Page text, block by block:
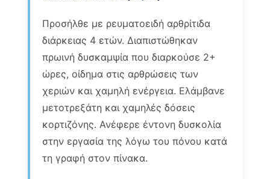
Προσήλθε με ρευματοειδή αρθρίτιδα
διάρκειας 4 ετών. Διαπιστώθηκαν
πρωινή δυσκαμψία που διαρκούσε 2+
ώρες, οίδημα στις αρθρώσεις των
χεριών και χαμηλή ενέργεια. Ελάμβανε
μετοτρεξάτη και χαμηλές δόσεις
κορτιζόνης. Ανέφερε έντονη δυσκολία
στην εργασία της λόγω του πόνου κατά
τη γραφή στον πίνακα.